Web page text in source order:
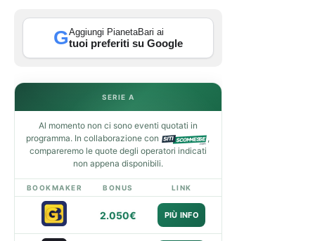
GAggiungi PianetaBari ai
tuoi preferiti su Google
SERIE A
Al momento non ci sono eventi quotati in
programma. In collaborazione con
,
compareremo le quote degli operatori indicati
non appena disponibili.
BOOKMAKER BONUS LINK
2.050€ PIÙ INFO